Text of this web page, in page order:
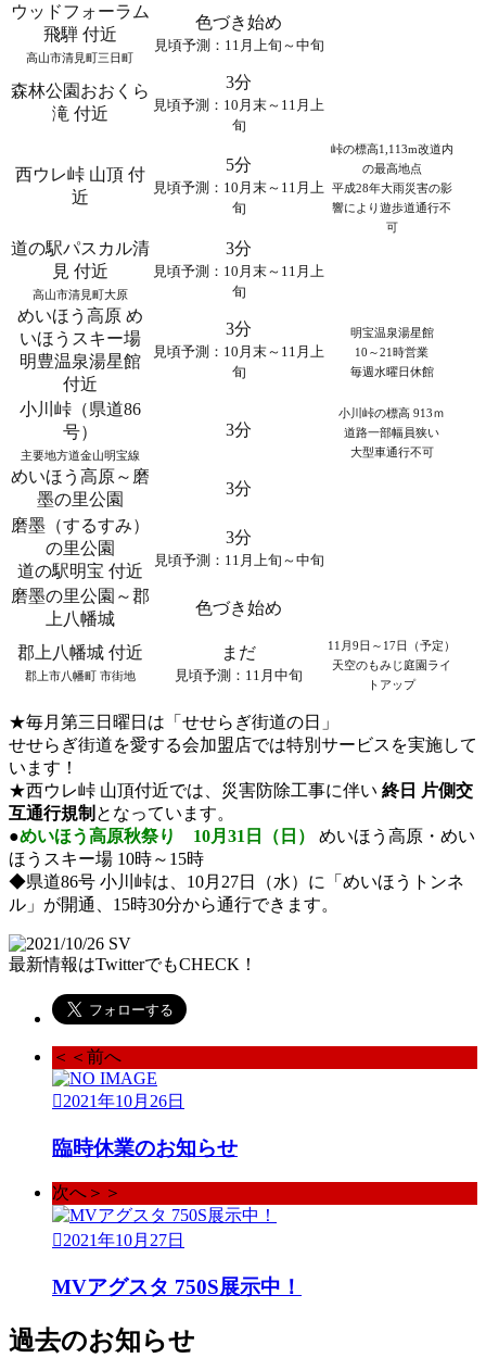
ウッドフォーラム
飛騨 付近
高山市清見町三日町
色づき始め
見頃予測：11月上旬～中旬
森林公園おおくら
滝 付近
3分
見頃予測：10月末～11月上
旬
西ウレ峠 山頂 付
近
5分
見頃予測：10月末～11月上
旬
峠の標高1,113m改道内
の最高地点
平成28年大雨災害の影
響により遊歩道通行不
可
道の駅パスカル清
見 付近
高山市清見町大原
3分
見頃予測：10月末～11月上
旬
めいほう高原 め
いほうスキー場
明豊温泉湯星館
付近
3分
見頃予測：10月末～11月上
旬
明宝温泉湯星館
10～21時営業
毎週水曜日休館
小川峠（県道86
号）
主要地方道金山明宝線
3分
小川峠の標高 913ｍ
道路一部幅員狭い
大型車通行不可
めいほう高原～磨
墨の里公園
3分
磨墨（するすみ）
の里公園
道の駅明宝 付近
3分
見頃予測：11月上旬～中旬
磨墨の里公園～郡
上八幡城
色づき始め
郡上八幡城 付近
郡上市八幡町 市街地
まだ
見頃予測：11月中旬
11月9日～17日（予定）
天空のもみじ庭園ライ
トアップ
★毎月第三日曜日は「せせらぎ街道の日」
せせらぎ街道を愛する会加盟店では特別サービスを実施して
います！
★西ウレ峠 山頂付近では、災害防除工事に伴い 終日 片側交
互通行規制 となっています。
●めいほう高原秋祭り 10月31日（日）
めいほう高原・めい
ほうスキー場 10時～15時
◆県道86号 小川峠は、10月27日（水）に「めいほうトンネ
ル」が開通、15時30分から通行できます。
最新情報はTwitterでもCHECK！
＜＜前へ
2021年10月26日
臨時休業のお知らせ
次へ＞＞
2021年10月27日
MVアグスタ 750S展示中！
過去のお知らせ